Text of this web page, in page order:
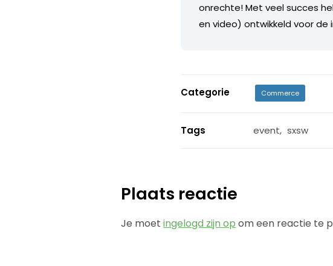
onrechte! Met veel succes
en video) ontwikkeld voor
Categorie Commerce
Tags event, sxsw
Plaats reactie
Je moetingelogd zijn op om een reactie te